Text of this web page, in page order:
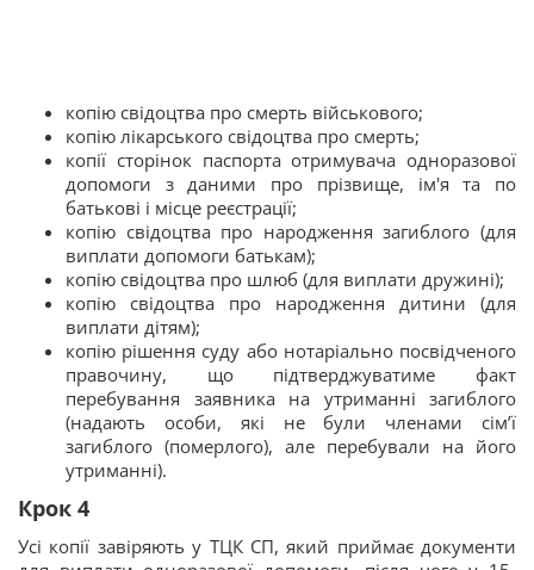
копію свідоцтва про смерть військового;
копію лікарського свідоцтва про смерть;
копії сторінок паспорта отримувача одноразової
допомоги з даними про прізвище, ім'я та по
батькові і місце реєстрації;
копію свідоцтва про народження загиблого (для
виплати допомоги батькам);
копію свідоцтва про шлюб (для виплати дружині);
копію свідоцтва про народження дитини (для
виплати дітям);
копію рішення суду або нотаріально посвідченого
правочину, що підтверджуватиме факт
перебування заявника на утриманні загиблого
(надають особи, які не були членами сім’ї
загиблого (померлого), але перебували на його
утриманні).
Крок 4
Усі копії завіряють у ТЦК СП, який приймає документи